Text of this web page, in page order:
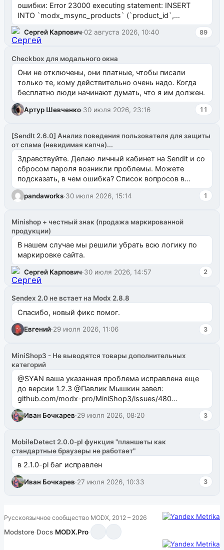
ошибки: Error 23000 executing statement: INSERT
INTO `modx_msync_products` (`product_id`,
`uuid_1c`) VALUES ...
Сергей Карпович·02 августа 2026, 10:40 89
Checkbox для модального окна
Они не отключены, они платные, чтобы писали
только те, кому действительно очень надо. Когда
бесплатно люди начинают думать, что я им должен.
Артур Шевченко·30 июля 2026, 23:16 11
[SendIt 2.6.0] Анализ поведения пользователя для защиты
от спама (невидимая капча)...
Здравствуйте. Делаю личный кабинет на Sendit и со
сбросом пароля возникли проблемы. Можете
подсказать, в чем ошибка? Список вопросов в
одноименном разделе на modx.pro пока пуст, и,...
pandaworks·30 июля 2026, 15:14 1
Minishop + честный знак (продажа маркированной
продукции)
В нашем случае мы решили убрать всю логику по
маркировке сайта.
Сергей Карпович·30 июля 2026, 14:57 2
Sendex 2.0 не встает на Modx 2.8.8
Спасибо, новый фикс помог.
Евгений·29 июля 2026, 11:06 3
MiniShop3 - Не выводятся товары дополнительных
категорий
@SYAN ваша указанная проблема исправлена еще
до версии 1.2.3 @Павлик Мышкин завел:
github.com/modx-pro/MiniShop3/issues/480
github.com/modx-pro/MiniShop3/issues/481Исправим
в б...
Иван Бочкарев·29 июля 2026, 08:20 3
MobileDetect 2.0.0-pl функция "планшеты как
стандартные браузеры не работает"
в 2.1.0-pl баг исправлен
Иван Бочкарев·27 июля 2026, 10:33 3
Русскоязычное сообщество MODX, 2012 – 2026
Modstore·Docs·MODX.Pro·